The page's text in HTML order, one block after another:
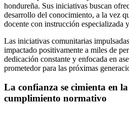
hondureña. Sus iniciativas buscan
desarrollo del conocimiento, a la vez
docente con instrucción especializada
Las iniciativas comunitarias
impactado positivamente a miles de
dedicación constante y enfocada en
prometedor para las próximas
La confianza se cimienta en
cumplimiento normativo